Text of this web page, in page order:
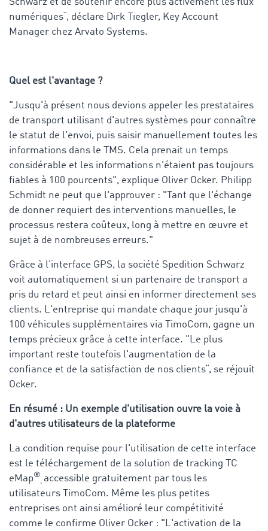
numériques“, déclare Dirk Tiegler, Key Account
Manager chez Arvato Systems.
Quel est l'avantage ?
"Jusqu'à présent nous devions appeler les prestataires
de transport utilisant d'autres systèmes pour connaître
le statut de l'envoi, puis saisir manuellement toutes les
informations dans le TMS. Cela prenait un temps
considérable et les informations n'étaient pas toujours
fiables à 100 pourcents", explique Oliver Ocker. Philipp
Schmidt ne peut que l'approuver : "Tant que l'échange
de donner requiert des interventions manuelles, le
processus restera coûteux, long à mettre en œuvre et
sujet à de nombreuses erreurs."
Grâce à l'interface GPS, la société Spedition Schwarz
voit automatiquement si un partenaire de transport a
pris du retard et peut ainsi en informer directement ses
clients. L'entreprise qui mandate chaque jour jusqu'à
100 véhicules supplémentaires via TimoCom, gagne un
temps précieux grâce à cette interface. "Le plus
important reste toutefois l'augmentation de la
confiance et de la satisfaction de nos clients“, se réjouit
Ocker.
En résumé : Un exemple d'utilisation ouvre la voie à
d'autres utilisateurs de la plateforme
La condition requise pour l'utilisation de cette interface
est le téléchargement de la solution de tracking TC
eMap®
, accessible gratuitement par tous les
utilisateurs TimoCom. Même les plus petites
entreprises ont ainsi amélioré leur compétitivité
comme le confirme Oliver Ocker : "L'activation de la